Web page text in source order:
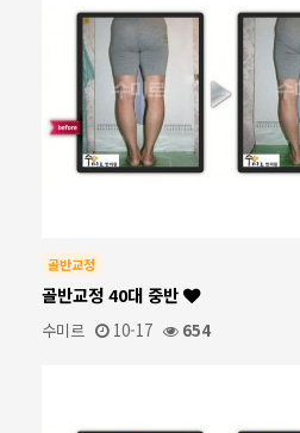
골반교정
골반교정 40대 중반
수미르 10-17 654